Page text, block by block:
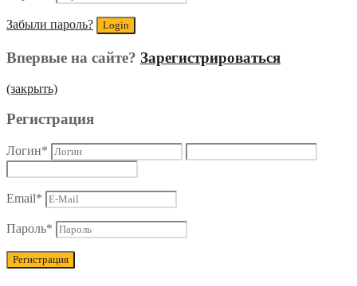
Забыли пароль?
Впервые на сайте? Зарегистрироваться
(закрыть)
Регистрация
Логин*
Email*
Пароль*